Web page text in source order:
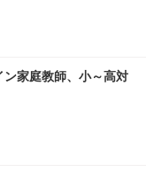
家庭教師、小～高対